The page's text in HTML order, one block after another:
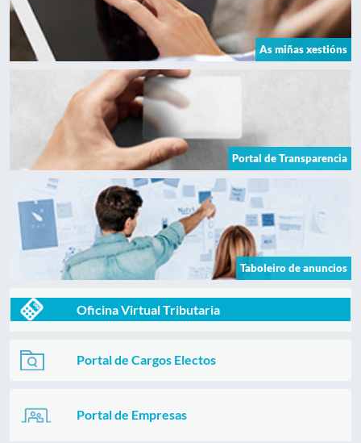
As miñas xestións
Portal de Transparencia
Taboleiro de anuncios
Oficina Virtual Tributaria
Portal de Cargos Electos
Portal de Empresas